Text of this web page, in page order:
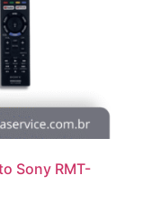
Sony RMT-